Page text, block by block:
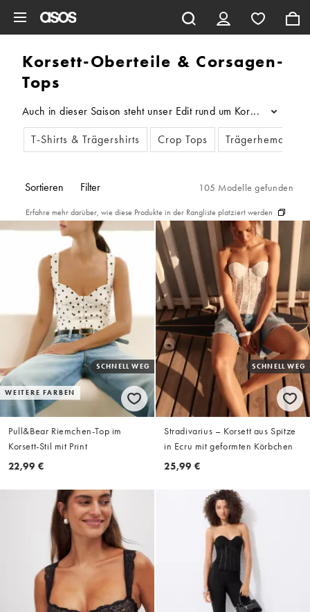
Korsett-Oberteile & Corsagen-
Tops
Auch in dieser Saison steht unser Edit rund um Korsett- und
...
T-Shirts & Trägershirts
Crop Tops Trägerhemden
Sortieren Filter 105 Modelle gefunden
Erfahre mehr darüber, wie diese Produkte in der Rangliste platziert werden
WEITERE FARBEN
SCHNELL WEG
Pull&Bear Riemchen-Top im
Korsett-Stil mit Print
22,99 €
SCHNELL WEG
Stradivarius – Korsett aus Spitze
in Ecru mit geformten Körbchen
25,99 €